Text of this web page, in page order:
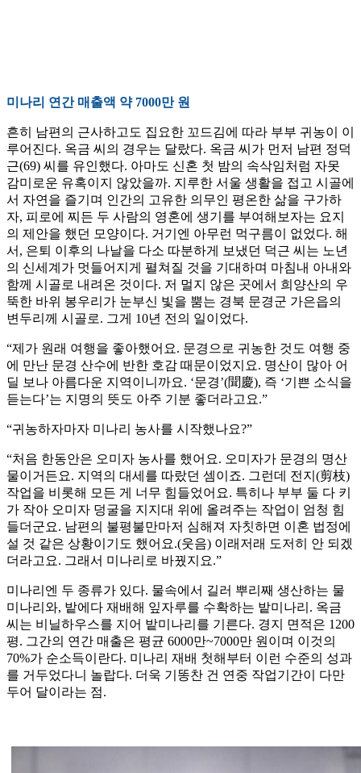
미나리 연간 매출액 약 7000만 원
흔히 남편의 근사하고도 집요한 꼬드김에 따라 부부 귀농이 이
루어진다. 옥금 씨의 경우는 달랐다. 옥금 씨가 먼저 남편 정덕
근(69) 씨를 유인했다. 아마도 신혼 첫 밤의 속삭임처럼 자못
감미로운 유혹이지 않았을까. 지루한 서울 생활을 접고 시골에
서 자연을 즐기며 인간의 고유한 의무인 평온한 삶을 구가하
자, 피로에 찌든 두 사람의 영혼에 생기를 부여해보자는 요지
의 제안을 했던 모양이다. 거기엔 아무런 먹구름이 없었다. 해
서, 은퇴 이후의 나날을 다소 따분하게 보냈던 덕근 씨는 노년
의 신세계가 멋들어지게 펼쳐질 것을 기대하며 마침내 아내와
함께 시골로 내려온 것이다. 저 멀지 않은 곳에서 희양산의 우
뚝한 바위 봉우리가 눈부신 빛을 뿜는 경북 문경군 가은읍의
변두리께 시골로. 그게 10년 전의 일이었다.
“제가 원래 여행을 좋아했어요. 문경으로 귀농한 것도 여행 중
에 만난 문경 산수에 반한 호감 때문이었지요. 명산이 많아 어
딜 보나 아름다운 지역이니까요. ‘문경’(聞慶), 즉 ‘기쁜 소식을
듣는다’는 지명의 뜻도 아주 기분 좋더라고요.”
“귀농하자마자 미나리 농사를 시작했나요?”
“처음 한동안은 오미자 농사를 했어요. 오미자가 문경의 명산
물이거든요. 지역의 대세를 따랐던 셈이죠. 그런데 전지(剪枝)
작업을 비롯해 모든 게 너무 힘들었어요. 특히나 부부 둘 다 키
가 작아 오미자 덩굴을 지지대 위에 올려주는 작업이 엄청 힘
들더군요. 남편의 불평불만마저 심해져 자칫하면 이혼 법정에
설 것 같은 상황이기도 했어요.(웃음) 이래저래 도저히 안 되겠
더라고요. 그래서 미나리로 바꿨지요.”
미나리엔 두 종류가 있다. 물속에서 길러 뿌리째 생산하는 물
미나리와, 밭에다 재배해 잎자루를 수확하는 밭미나리. 옥금
씨는 비닐하우스를 지어 밭미나리를 기른다. 경지 면적은 1200
평. 그간의 연간 매출은 평균 6000만~7000만 원이며 이것의
70%가 순소득이란다. 미나리 재배 첫해부터 이런 수준의 성과
를 거두었다니 놀랍다. 더욱 기똥찬 건 연중 작업기간이 다만
두어 달이라는 점.